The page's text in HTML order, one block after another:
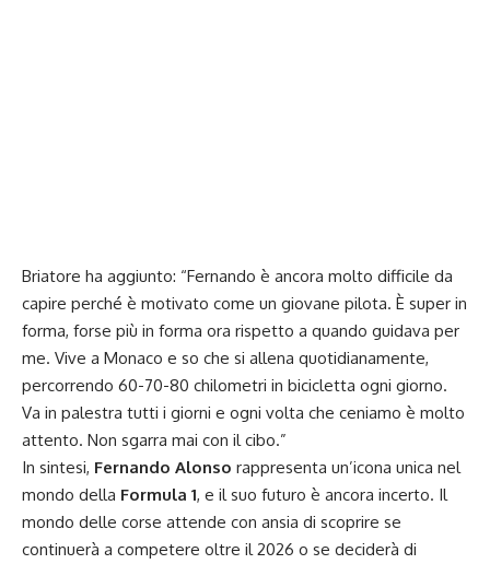
Briatore ha aggiunto: “Fernando è ancora molto difficile da
capire perché è motivato come un giovane pilota. È super in
forma, forse più in forma ora rispetto a quando guidava per
me. Vive a Monaco e so che si allena quotidianamente,
percorrendo 60-70-80 chilometri in bicicletta ogni giorno.
Va in palestra tutti i giorni e ogni volta che ceniamo è molto
attento. Non sgarra mai con il cibo.”
In sintesi, Fernando Alonso rappresenta un’icona unica nel
mondo della Formula 1, e il suo futuro è ancora incerto. Il
mondo delle corse attende con ansia di scoprire se
continuerà a competere oltre il 2026 o se deciderà di